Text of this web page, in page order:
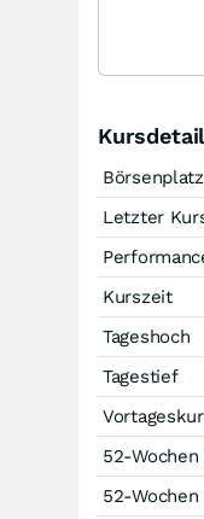
Börsenplatz
Letzter
Kurszeit
Tageshoch
Tagestief
52-Wochen
52-Wochen